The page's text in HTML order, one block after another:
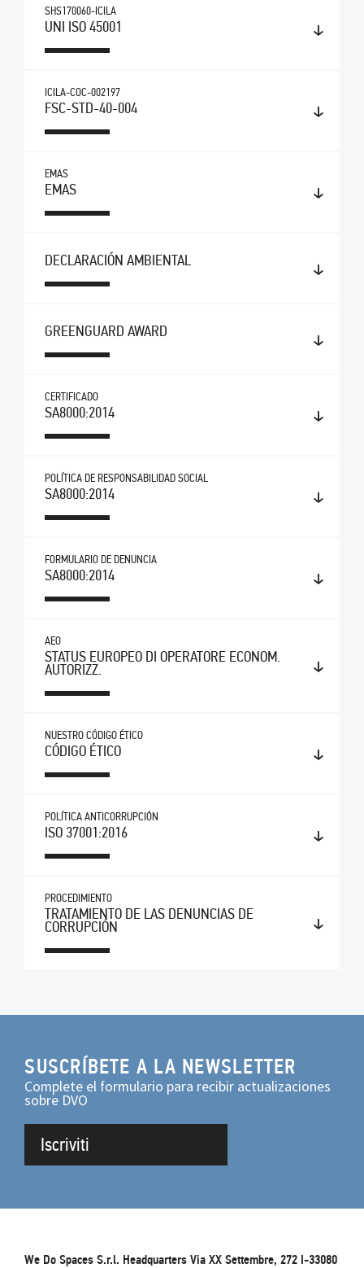
SHS170060-ICILA
UNI ISO 45001
ICILA-COC-002197
FSC-STD-40-004
EMAS
EMAS
DECLARACIÓN AMBIENTAL
GREENGUARD AWARD
CERTIFICADO
SA8000:2014
POLÍTICA DE RESPONSABILIDAD SOCIAL
SA8000:2014
FORMULARIO DE DENUNCIA
SA8000:2014
AEO
STATUS EUROPEO DI OPERATORE ECONOM.
AUTORIZZ.
NUESTRO CÓDIGO ÉTICO
CÓDIGO ÉTICO
POLÍTICA ANTICORRUPCIÓN
ISO 37001:2016
PROCEDIMIENTO
TRATAMIENTO DE LAS DENUNCIAS DE
CORRUPCIÓN
SUSCRÍBETE A LA NEWSLETTER
Complete el formulario para recibir actualizaciones
sobre DVO
Iscriviti
We Do Spaces S.r.l. Headquarters Via XX Settembre, 272 I-33080